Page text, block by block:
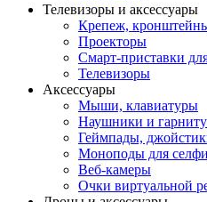
Телевизоры и аксессуары
Крепеж,
Проекторы
Смарт-приставки
Телевизоры
Аксессуары
Мыши, клавиатуры
Наушники и
Геймпады,
Моноподы для селфи
Веб-камеры
Очки виртуальной